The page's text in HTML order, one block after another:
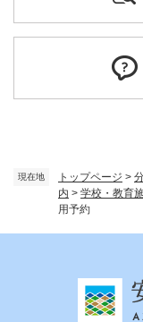
現在地 トップページ >
内 > 学校・教育
用予約